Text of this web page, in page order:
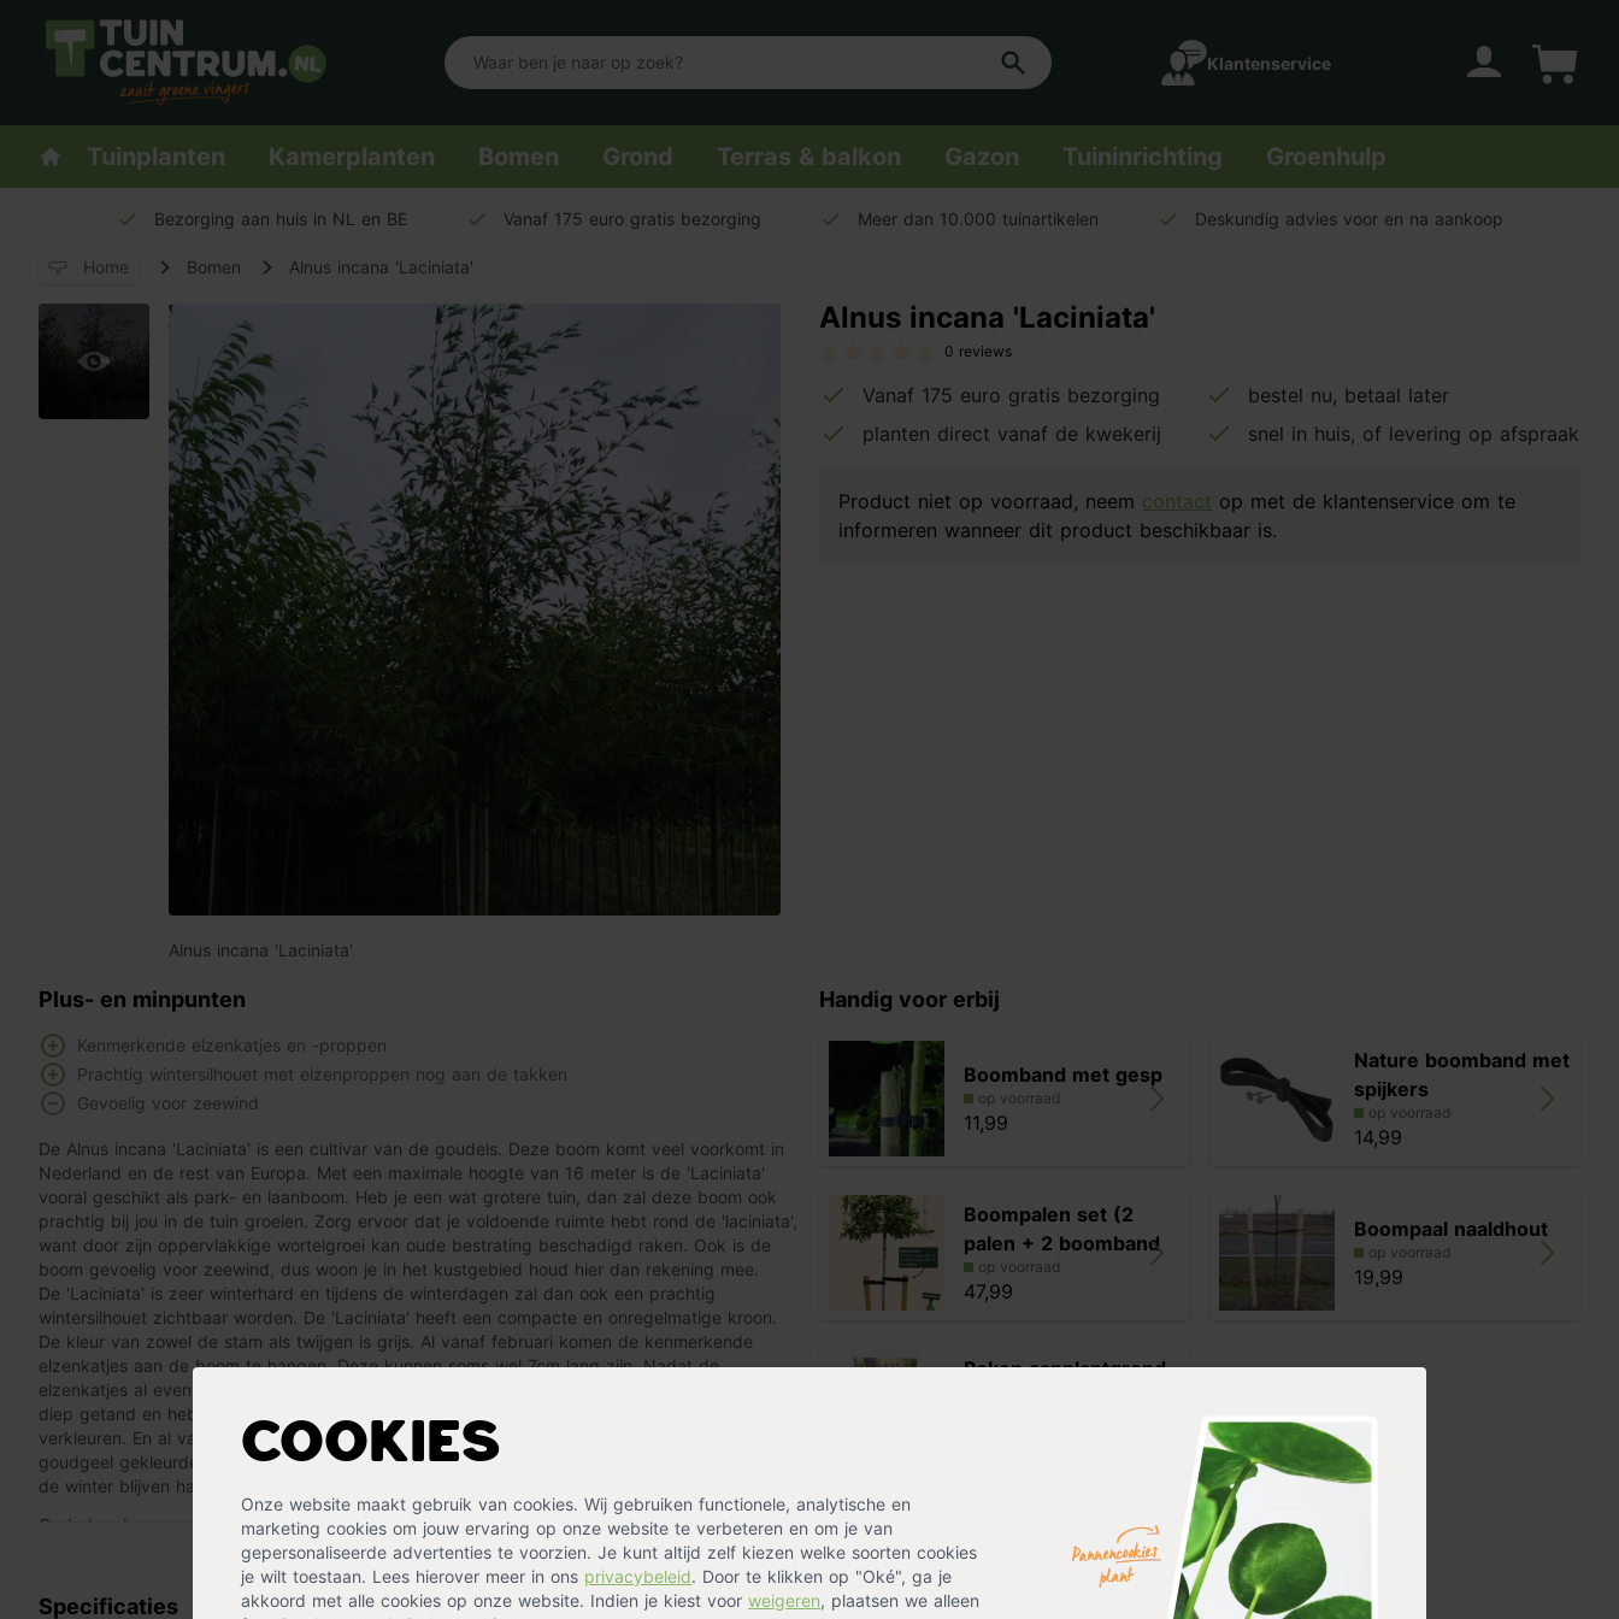
Logo Tuincentrum.nl
Klantenservice
Homepage
Tuinplanten Kamerplanten Bomen Grond Terras & balkon Gazon Tuininrichting Groenhulp
Cookies
Onze website maakt gebruik van cookies. Wij gebruiken functionele, analytische en
marketing cookies om jouw ervaring op onze website te verbeteren en om je van
gepersonaliseerde advertenties te voorzien. Je kunt altijd zelf kiezen welke soorten cookies
je wilt toestaan. Lees hierover meer in ons privacybeleid. Door te klikken op "Oké", ga je
akkoord met alle cookies op onze website. Indien je kiest voor weigeren, plaatsen we alleen
Bezorging aan huis in NL en BE Vanaf 175 euro gratis bezorging Meer dan 10.000 tuinartikelen Deskundig advies voor en na aankoop
Home Bomen Alnus incana 'Laciniata'
Alnus incana 'Laciniata'
Alnus incana 'Laciniata'
0 reviews
Vanaf 175 euro gratis bezorging
bestel nu, betaal later
planten direct vanaf de kwekerij
snel in huis, of levering op afspraak
Product niet op voorraad, neem contact op met de klantenservice om te
informeren wanneer dit product beschikbaar is.
Plus- en minpunten
Kenmerkende elzenkatjes en -proppen
Prachtig wintersilhouet met elzenproppen nog aan de takken
Gevoelig voor zeewind
De Alnus incana 'Laciniata' is een cultivar van de goudels. Deze boom komt veel voorkomt in
Nederland en de rest van Europa. Met een maximale hoogte van 16 meter is de 'Laciniata'
vooral geschikt als park- en laanboom. Heb je een wat grotere tuin, dan zal deze boom ook
prachtig bij jou in de tuin groeien. Zorg ervoor dat je voldoende ruimte hebt rond de 'laciniata',
want door zijn oppervlakkige wortelgroei kan oude bestrating beschadigd raken. Ook is de
boom gevoelig voor zeewind, dus woon je in het kustgebied houd hier dan rekening mee.
De 'Laciniata' is zeer winterhard en tijdens de winterdagen zal dan ook een prachtig
wintersilhouet zichtbaar worden. De 'Laciniata' heeft een compacte en onregelmatige kroon.
De kleur van zowel de stam als twijgen is grijs. Al vanaf februari komen de kenmerkende
elzenkatjes aan de boom te hangen. Deze kunnen soms wel 7cm lang zijn. Nadat de
elzenkatjes al even aan de boom hangen verschijnen de bladeren van de 'Laciniata'. Deze zijn
diep getand en hebben een donkergroene kleur. In het najaar zullen ze naar goudgeel
verkleuren. En al vanaf september komen de elzenproppen aan de boom, wat samen met de
goudgeel gekleurde bladeren een prachtig herfsttafereel geeft. De elzenproppen zullen ook in
de winter blijven hangen, wat het wintersilhouet nog bijzonderder maakt.
Lees meer »
Onderhoud
De Alnus incana 'Laciniata' is gemakkelijk in zijn onderhoud. Je snoeit de boom alleen om hem
in zijn vorm te behouden. De boom zal goed groeien op alle bodemsoorten.
Specificaties
Handig voor erbij
Boomband met gesp
op voorraad
11,99
Nature boomband met
spijkers
op voorraad
14,99
Boompalen set (2
palen + 2 boomband
op voorraad
47,99
Boompaal naaldhout
op voorraad
19,99
Pokon aanplantgrond
Alternatieven